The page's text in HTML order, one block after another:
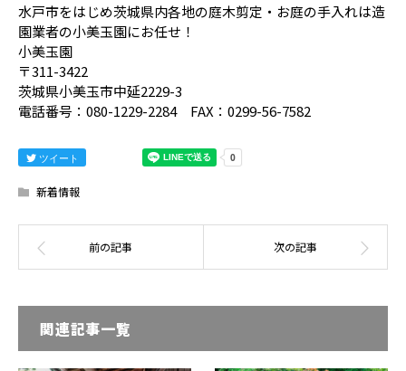
水戸市をはじめ茨城県内各地の庭木剪定・お庭の手入れは造
園業者の小美玉園にお任せ！
小美玉園
〒311-3422
茨城県小美玉市中延2229-3
電話番号：080-1229-2284 FAX：0299-56-7582
ツイート
新着情報
関連記事一覧